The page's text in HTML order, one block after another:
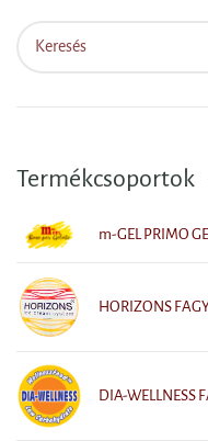
Termékcsoportok
m-GEL PRIMO
HORIZONS
DIA-WELLNESS